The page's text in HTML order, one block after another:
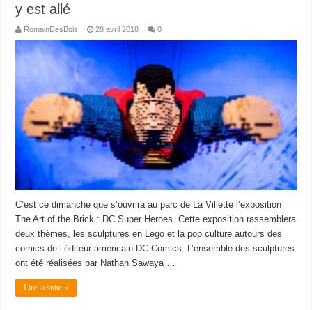
y est allé
RomainDesBois 28 avril 2018 0
C’est ce dimanche que s’ouvrira au parc de La Villette l’exposition
The Art of the Brick : DC Super Heroes. Cette exposition rassemblera
deux thèmes, les sculptures en Lego et la pop culture autours des
comics de l’éditeur américain DC Comics. L’ensemble des sculptures
ont été réalisées par Nathan Sawaya …
Lire la suite »